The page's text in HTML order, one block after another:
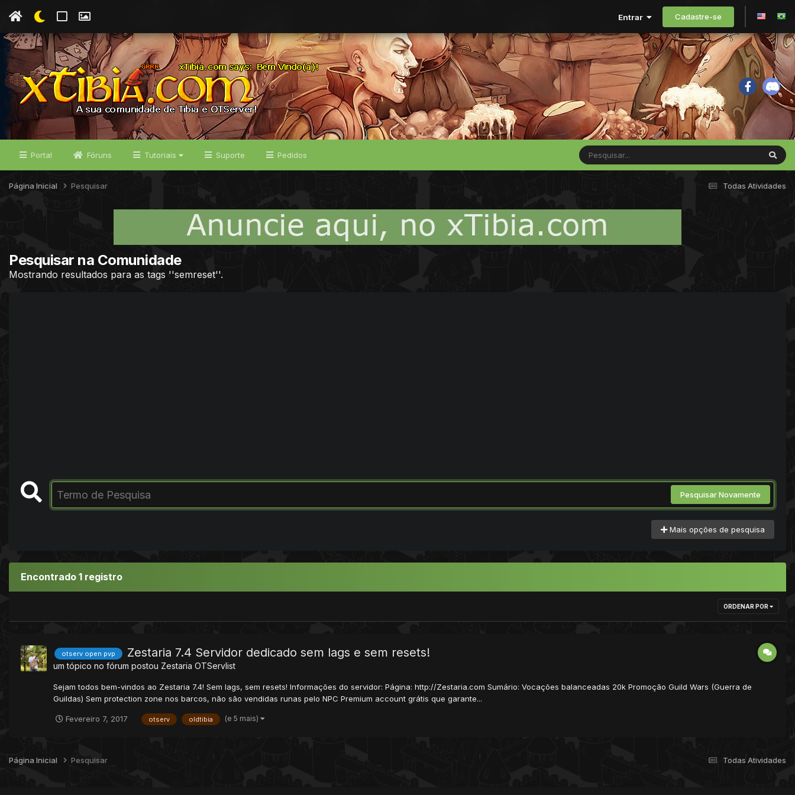
Entrar Cadastre-se
Portal Fóruns Tutoriais Suporte Pedidos
Todas Atividades
Página Inicial Pesquisar
Pesquisar na Comunidade
Mostrando resultados para as tags ''semreset''.
Pesquisar Novamente
Mais opções de pesquisa
Encontrado 1 registro
ORDENAR POR
otserv open pvp Zestaria 7.4 Servidor dedicado sem lags e sem resets!
um tópico no fórum postou Zestaria OTServlist
Sejam todos bem-vindos ao Zestaria 7.4! Sem lags, sem resets! Informações do servidor: Página: http://Zestaria.com Sumário: Vocações balanceadas 20k Promoção Guild Wars (Guerra de
Guildas) Sem protection zone nos barcos, não são vendidas runas pelo NPC Premium account grátis que garante...
Fevereiro 7, 2017 otserv oldtibia (e 5 mais)
Todas Atividades
Página Inicial Pesquisar